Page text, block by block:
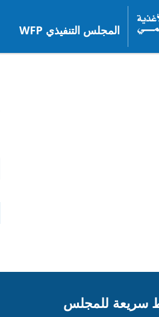
المجلس التنفيذي WFP
سريعة للمجلس